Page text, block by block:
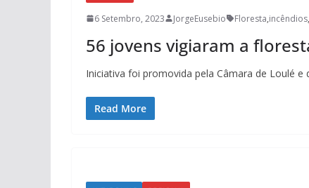
6 Setembro, 2023 JorgeEusebio Floresta,incêndios,
56 jovens vigiaram a
Iniciativa foi promovida pela Câmara de Loulé
Read More